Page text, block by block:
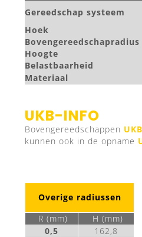
Gereedschap systeem
Hoek
Bovengereedschapradius
Hoogte
Belastbaarheid
Materiaal
UKB-INFO
Bovengereedschappen
kunnen ook in de opname
Overige radiussen
R (mm)
H (mm)
0,5
162,8